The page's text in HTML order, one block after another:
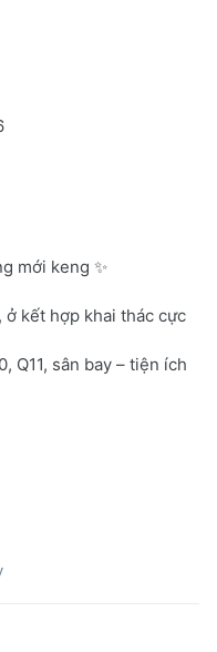
mới keng ✨
kết hợp khai thác cực
Q11, sân bay – tiện ích